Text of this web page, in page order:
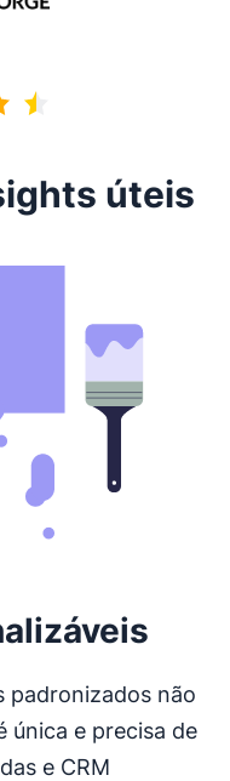
úteis
padronizados não
única e precisa de
e CRM